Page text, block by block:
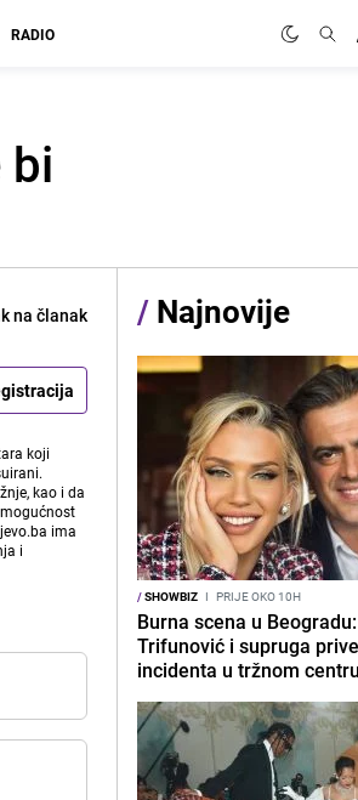
RADIO
bi
na članak
koji
kao i da
ima
i
/ Najnovije
/SHOWBIZ I PRIJE OKO 10H
Burna scena u
Trifunović i supruga
incidenta u tržnom centru